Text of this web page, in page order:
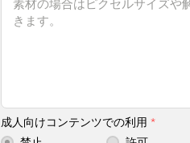
成人向けコンテンツでの利用 *